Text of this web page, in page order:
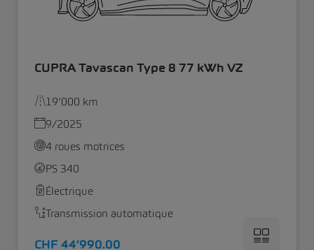
CUPRA Tavascan Type 8 77 kWh VZ
19’000 km
9/2025
4 roues motrices
PS 340
Électrique
Transmission automatique
CHF 44’990.00